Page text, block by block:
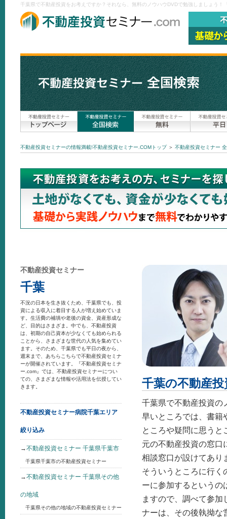
千葉県で不動産投資をお考えですか？それなら、無料のノウハウDVDで勉強しましょう！
不動産投資セミナーの情報満載!不動産投資セミナー.COMトップ＞ 不動産投資セミナー
不動産投資セミナー
千葉
不況の日本を生き抜くため、千葉県でも、投
資による収入に着目する人が増え始めていま
す。生活費の補填や老後の資金、資産形成な
ど、目的はさまざま。中でも、不動産投資
は、初期の自己資本が少なくても始められる
ことから、さまざまな世代の人気を集めてい
ます。そのため、千葉県でも平日の夜から、
週末まで、あちらこちらで不動産投資セミナ
ーが開催されています。『不動産投資セミナ
ー.com』では、不動産投資セミナーについ
ての、さまざまな情報や活用法を伝授してい
きます。
不動産投資セミナー病院千葉エリア
絞り込み
→不動産投資セミナー 千葉県千葉市
千葉県千葉市の不動産投資セミナー
→不動産投資セミナー 千葉県その他
の地域
千葉県その他の地域の不動産投資セミナー
千葉の不動産
千葉県で不動産投資の
早いところでは、書籍
ところや疑問に思うと
元の不動産投資の窓口
相談窓口が設けてあり
そういうところに行く
ーに参加するというの
ますので、調べて参
ナーは、その後執拗な